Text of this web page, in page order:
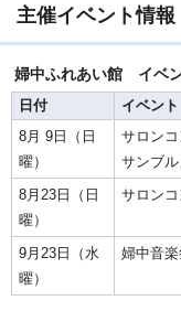
主催イベント情報
婦中ふれあい館 イベ
日付
イベント
8月 9日（日
曜）
サロン
サンブル
8月23日（日
曜）
サロンコ
9月23日（水
曜）
婦中音楽